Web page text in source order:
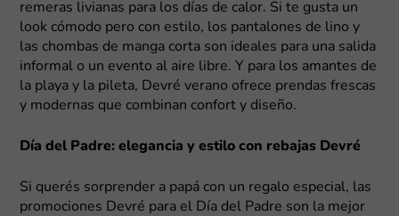
remeras livianas para los días de calor. Si te gusta un
look cómodo pero con estilo, los pantalones de lino y
las chombas de manga corta son ideales para una salida
informal o un evento al aire libre. Y para los amantes de
la playa y la pileta, Devré verano ofrece prendas frescas
y modernas que combinan confort y diseño.
Día del Padre: elegancia y estilo con rebajas Devré
Si querés sorprender a papá con un regalo especial, las
promociones Devré para el Día del Padre son la mejor